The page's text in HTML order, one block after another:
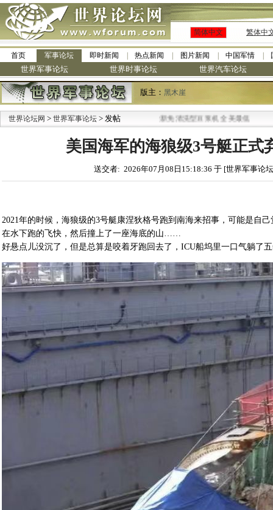
简体中文 繁体中
首页 军事论坛 即时新闻 热点新闻 图片新闻 中国军情
世界军事论坛 世界时事论坛 世界汽车论坛
版主： 黑木崖
世界论坛网 > 世界军事论坛 > 发帖
·九阳全新免清洗型豆浆机 全美最低
美国海军的海狼级3号艇正
送交者: 2026年07月08日15:18:36 于 [世界军事论
2021年的时候，海狼级的3号艇康涅狄格号跑到南海来招事，可能是自
在水下跑的飞快，然后撞上了一座海底的山……
好悬点儿没沉了，但是总算是咬着牙跑回去了，ICU船坞里一口气躺了